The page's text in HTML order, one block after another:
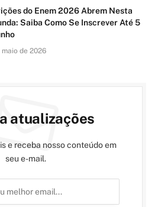
do Enem 2026 Abrem Nesta
Saiba Como Se Inscrever Até 5
de 2026
atualizações
e receba nosso conteúdo em
seu e-mail.